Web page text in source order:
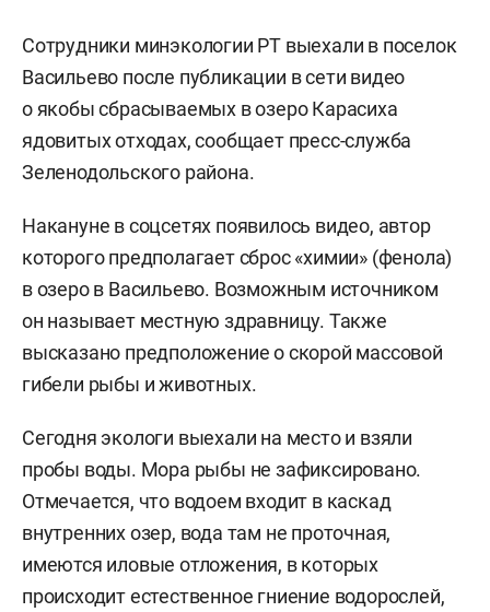
Сотрудники минэкологии РТ выехали в поселок
Васильево после публикации в сети видео
о якобы сбрасываемых в озеро Карасиха
ядовитых отходах, сообщает пресс-служба
Зеленодольского района.
Накануне в соцсетях появилось видео, автор
которого предполагает сброс «химии» (фенола)
в озеро в Васильево. Возможным источником
он называет местную здравницу. Также
высказано предположение о скорой массовой
гибели рыбы и животных.
Сегодня экологи выехали на место и взяли
пробы воды. Мора рыбы не зафиксировано.
Отмечается, что водоем входит в каскад
внутренних озер, вода там не проточная,
имеются иловые отложения, в которых
происходит естественное гниение водорослей,